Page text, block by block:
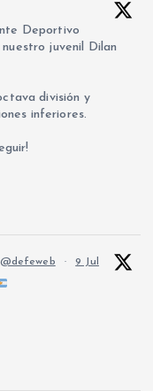
Deportivo
juvenil Dilan
división y
inferiores.
@defeweb · 9 Jul